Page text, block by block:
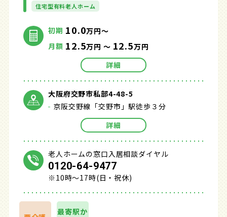
住宅型有料老人ホーム
初期 10.0万円～
月額 12.5万円 ～ 12.5万円
詳細
大阪府交野市私部4-48-5
京阪交野線「交野市」駅徒歩３分
詳細
老人ホームの窓口入居相談ダイヤル
0120-64-9477
※10時～17時(日・祝休)
最寄駅か